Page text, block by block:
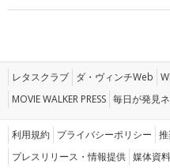
レタスクラブ ダ・ヴィンチWeb
MOVIE WALKER PRESS 毎日が発見
利用規約 プライバシーポリシー
プレスリリース・情報提供 媒体資料